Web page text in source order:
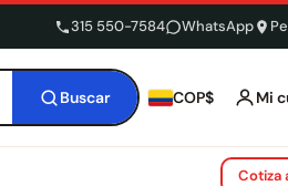
315 550-7584 WhatsApp
Buscar COP$ Mi
Cotiza